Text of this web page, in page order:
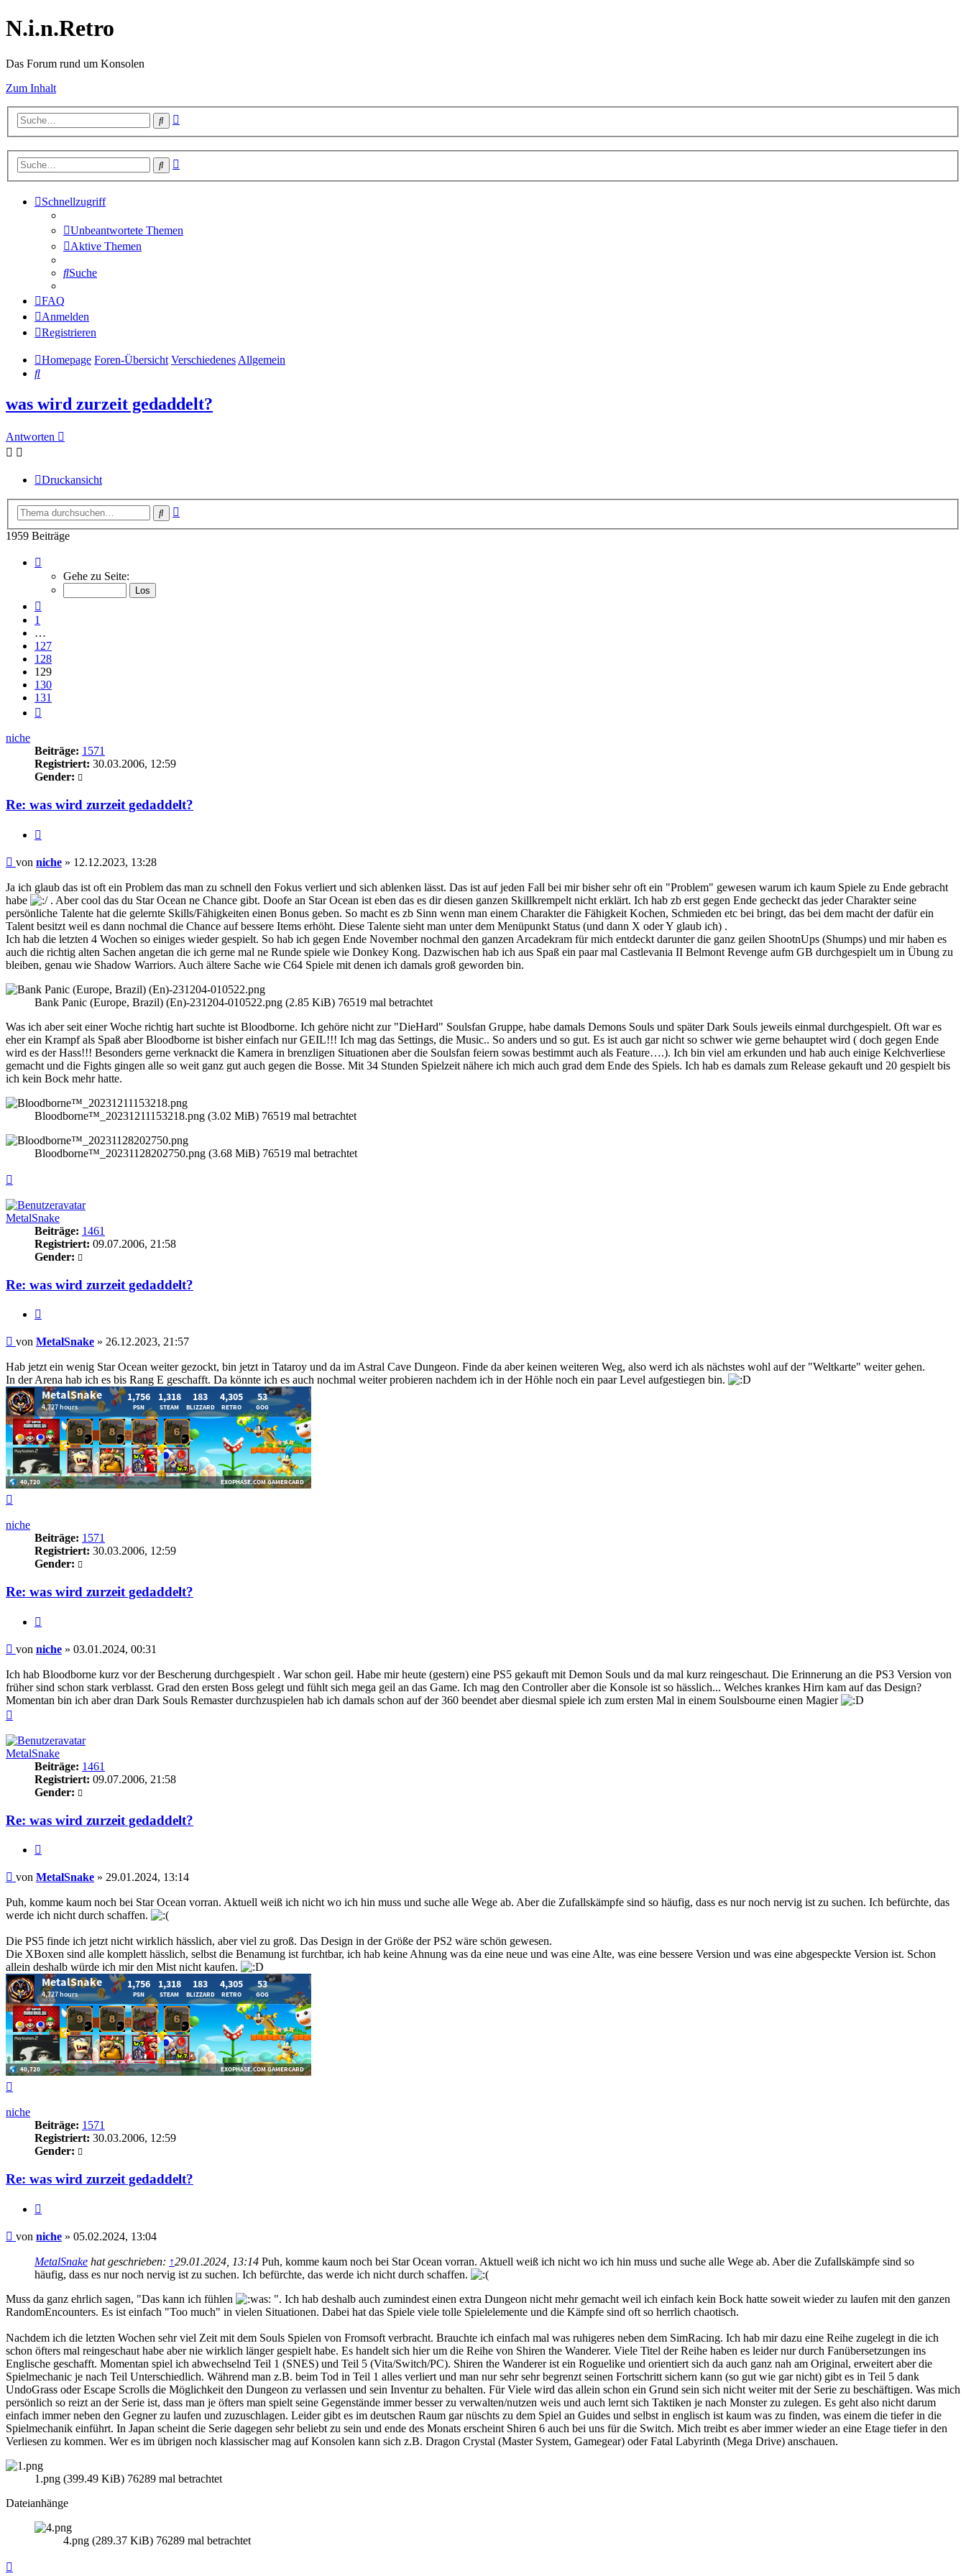
N.i.n.Retro
Das Forum rund um Konsolen
Zum Inhalt
Suche
Suche
Schnellzugriff
Unbeantwortete Themen
Aktive Themen
Suche
FAQ
Anmelden
Registrieren
Homepage Foren-Übersicht Verschiedenes Allgemein
Suche
was wird zurzeit gedaddelt?
Antworten
Druckansicht
Suche
1959 Beiträge
129
von
Gehe zu Seite:
1
…
127
128
129
130
131
niche
Beiträge: 1571
Registriert: 30.03.2006, 12:59
Gender:
Re: was wird zurzeit gedaddelt?
Beitrag
von niche » 12.12.2023, 13:28
Ja ich glaub das ist oft ein Problem das man zu schnell den Fokus verliert und sich ablenken lässt. Das ist auf jeden Fall bei mir bisher sehr oft ein "Problem" gewesen warum ich kaum Spiele zu Ende gebracht
habe
. Aber cool das du Star Ocean ne Chance gibt. Doofe an Star Ocean ist eben das es dir diesen ganzen Skillkrempelt nicht erklärt. Ich hab zb erst gegen Ende gecheckt das jeder Charakter seine
persönliche Talente hat die gelernte Skills/Fähigkeiten einen Bonus geben. So macht es zb Sinn wenn man einem Charakter die Fähigkeit Kochen, Schmieden etc bei bringt, das bei dem macht der dafür ein
Talent besitzt weil es dann nochmal die Chance auf bessere Items erhöht. Diese Talente sieht man unter dem Menüpunkt Status (und dann X oder Y glaub ich) .
Ich hab die letzten 4 Wochen so einiges wieder gespielt. So hab ich gegen Ende November nochmal den ganzen Arcadekram für mich entdeckt darunter die ganz geilen ShootnUps (Shumps) und mir haben es
auch die richtig alten Sachen angetan die ich gerne mal ne Runde spiele wie Donkey Kong. Dazwischen hab ich aus Spaß ein paar mal Castlevania II Belmont Revenge aufm GB durchgespielt um in Übung zu
bleiben, genau wie Shadow Warriors. Auch ältere Sache wie C64 Spiele mit denen ich damals groß geworden bin.
Bank Panic (Europe, Brazil) (En)-231204-010522.png (2.85 KiB) 76519 mal betrachtet
Was ich aber seit einer Woche richtig hart suchte ist Bloodborne. Ich gehöre nicht zur "DieHard" Soulsfan Gruppe, habe damals Demons Souls und später Dark Souls jeweils einmal durchgespielt. Oft war es
eher ein Krampf als Spaß aber Bloodborne ist bisher einfach nur GEIL!!! Ich mag das Settings, die Music.. So anders und so gut. Es ist auch gar nicht so schwer wie gerne behauptet wird ( doch gegen Ende
wird es der Hass!!! Besonders gerne verknackt die Kamera in brenzligen Situationen aber die Soulsfan feiern sowas bestimmt auch als Feature….). Ich bin viel am erkunden und hab auch einige Kelchverliese
gemacht und die Fights gingen alle so weit ganz gut auch gegen die Bosse. Mit 34 Stunden Spielzeit nähere ich mich auch grad dem Ende des Spiels. Ich hab es damals zum Release gekauft und 20 gespielt bis
ich kein Bock mehr hatte.
Bloodborne™_20231211153218.png (3.02 MiB) 76519 mal betrachtet
Bloodborne™_20231128202750.png (3.68 MiB) 76519 mal betrachtet
MetalSnake
Beiträge: 1461
Registriert: 09.07.2006, 21:58
Gender:
Re: was wird zurzeit gedaddelt?
Beitrag
von MetalSnake » 26.12.2023, 21:57
Hab jetzt ein wenig Star Ocean weiter gezockt, bin jetzt in Tataroy und da im Astral Cave Dungeon. Finde da aber keinen weiteren Weg, also werd ich als nächstes wohl auf der "Weltkarte" weiter gehen.
In der Arena hab ich es bis Rang E geschafft. Da könnte ich es auch nochmal weiter probieren nachdem ich in der Höhle noch ein paar Level aufgestiegen bin.
niche
Beiträge: 1571
Registriert: 30.03.2006, 12:59
Gender:
Re: was wird zurzeit gedaddelt?
Beitrag
von niche » 03.01.2024, 00:31
Ich hab Bloodborne kurz vor der Bescherung durchgespielt . War schon geil. Habe mir heute (gestern) eine PS5 gekauft mit Demon Souls und da mal kurz reingeschaut. Die Erinnerung an die PS3 Version von
früher sind schon stark verblasst. Grad den ersten Boss gelegt und fühlt sich mega geil an das Game. Ich mag den Controller aber die Konsole ist so hässlich... Welches krankes Hirn kam auf das Design?
Momentan bin ich aber dran Dark Souls Remaster durchzuspielen hab ich damals schon auf der 360 beendet aber diesmal spiele ich zum ersten Mal in einem Soulsbourne einen Magier
MetalSnake
Beiträge: 1461
Registriert: 09.07.2006, 21:58
Gender:
Re: was wird zurzeit gedaddelt?
Beitrag
von MetalSnake » 29.01.2024, 13:14
Puh, komme kaum noch bei Star Ocean vorran. Aktuell weiß ich nicht wo ich hin muss und suche alle Wege ab. Aber die Zufallskämpfe sind so häufig, dass es nur noch nervig ist zu suchen. Ich befürchte, das
werde ich nicht durch schaffen.
Die PS5 finde ich jetzt nicht wirklich hässlich, aber viel zu groß. Das Design in der Größe der PS2 wäre schön gewesen.
Die XBoxen sind alle komplett hässlich, selbst die Benamung ist furchtbar, ich hab keine Ahnung was da eine neue und was eine Alte, was eine bessere Version und was eine abgespeckte Version ist. Schon
allein deshalb würde ich mir den Mist nicht kaufen.
niche
Beiträge: 1571
Registriert: 30.03.2006, 12:59
Gender:
Re: was wird zurzeit gedaddelt?
Beitrag
von niche » 05.02.2024, 13:04
MetalSnake hat geschrieben: ↑29.01.2024, 13:14 Puh, komme kaum noch bei Star Ocean vorran. Aktuell weiß ich nicht wo ich hin muss und suche alle Wege ab. Aber die Zufallskämpfe sind so
häufig, dass es nur noch nervig ist zu suchen. Ich befürchte, das werde ich nicht durch schaffen.
Muss da ganz ehrlich sagen, "Das kann ich fühlen
". Ich hab deshalb auch zumindest einen extra Dungeon nicht mehr gemacht weil ich einfach kein Bock hatte soweit wieder zu laufen mit den ganzen
RandomEncounters. Es ist einfach "Too much" in vielen Situationen. Dabei hat das Spiele viele tolle Spielelemente und die Kämpfe sind oft so herrlich chaotisch.
Nachdem ich die letzten Wochen sehr viel Zeit mit dem Souls Spielen von Fromsoft verbracht. Brauchte ich einfach mal was ruhigeres neben dem SimRacing. Ich hab mir dazu eine Reihe zugelegt in die ich
schon öfters mal reingeschaut habe aber nie wirklich länger gespielt habe. Es handelt sich hier um die Reihe von Shiren the Wanderer. Viele Titel der Reihe haben es leider nur durch Fanübersetzungen ins
Englische geschafft. Momentan spiel ich abwechselnd Teil 1 (SNES) und Teil 5 (Vita/Switch/PC). Shiren the Wanderer ist ein Roguelike und orientiert sich da auch ganz nah am Original, erweitert aber die
Spielmechanic je nach Teil Unterschiedlich. Während man z.B. beim Tod in Teil 1 alles verliert und man nur sehr sehr begrenzt seinen Fortschritt sichern kann (so gut wie gar nicht) gibt es in Teil 5 dank
UndoGrass oder Escape Scrolls die Möglichkeit den Dungeon zu verlassen und sein Inventur zu behalten. Für Viele wird das allein schon ein Grund sein sich nicht weiter mit der Serie zu beschäftigen. Was mich
persönlich so reizt an der Serie ist, dass man je öfters man spielt seine Gegenstände immer besser zu verwalten/nutzen weis und auch lernt sich Taktiken je nach Monster zu zulegen. Es geht also nicht darum
einfach immer neben den Gegner zu laufen und zuzuschlagen. Leider gibt es im deutschen Raum gar nüschts zu dem Spiel an Guides und selbst in englisch ist kaum was zu finden, was einem die tiefer in die
Spielmechanik einführt. In Japan scheint die Serie dagegen sehr beliebt zu sein und ende des Monats erscheint Shiren 6 auch bei uns für die Switch. Mich treibt es aber immer wieder an eine Etage tiefer in den
Verliesen zu kommen. Wer es im übrigen noch klassischer mag auf Konsolen kann sich z.B. Dragon Crystal (Master System, Gamegear) oder Fatal Labyrinth (Mega Drive) anschauen.
1.png (399.49 KiB) 76289 mal betrachtet
Dateianhänge
4.png (289.37 KiB) 76289 mal betrachtet